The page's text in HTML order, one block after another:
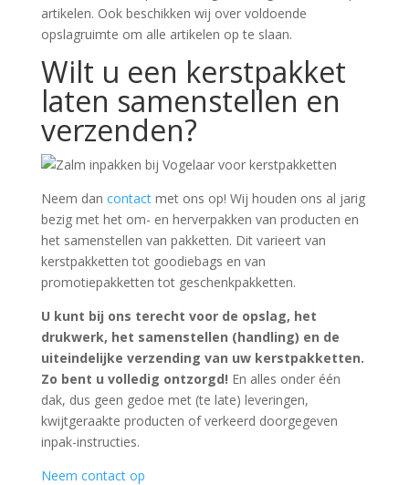
artikelen. Ook beschikken wij over voldoende
opslagruimte om alle artikelen op te slaan.
Wilt u een kerstpakket
laten samenstellen en
verzenden?
Neem dan contact met ons op! Wij houden ons al jarig
bezig met het om- en herverpakken van producten en
het samenstellen van pakketten. Dit varieert van
kerstpakketten tot goodiebags en van
promotiepakketten tot geschenkpakketten.
U kunt bij ons terecht voor de opslag, het
drukwerk, het samenstellen (handling) en de
uiteindelijke verzending van uw kerstpakketten.
Zo bent u volledig ontzorgd! En alles onder één
dak, dus geen gedoe met (te late) leveringen,
kwijtgeraakte producten of verkeerd doorgegeven
inpak-instructies.
Neem contact op